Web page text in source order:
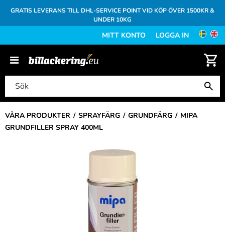
GRATIS LEVERANS TILL DHL-SERVICE POINT VID KÖP ÖVER 1500KR &
UNDER 10KG
MITT KONTO LOGGA IN
VÅRA PRODUKTER SPRAYFÄRG GRUNDFÄRG
MIPA
GRUNDFILLER SPRAY 400ML